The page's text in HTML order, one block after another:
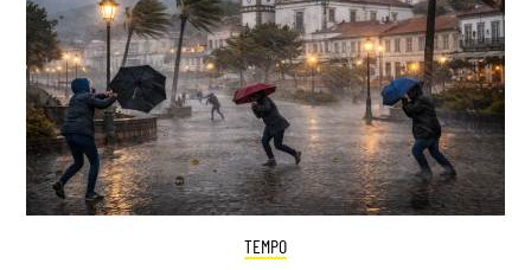
TEMPO